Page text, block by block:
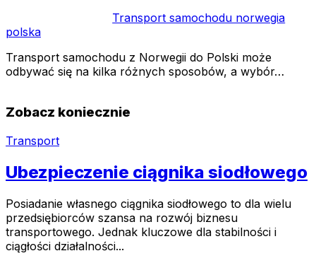
Transport samochodu norwegia
polska
Transport samochodu z Norwegii do Polski może
odbywać się na kilka różnych sposobów, a wybór…
Zobacz koniecznie
Transport
Ubezpieczenie ciągnika siodłowego
Posiadanie własnego ciągnika siodłowego to dla wielu
przedsiębiorców szansa na rozwój biznesu
transportowego. Jednak kluczowe dla stabilności i
ciągłości działalności...